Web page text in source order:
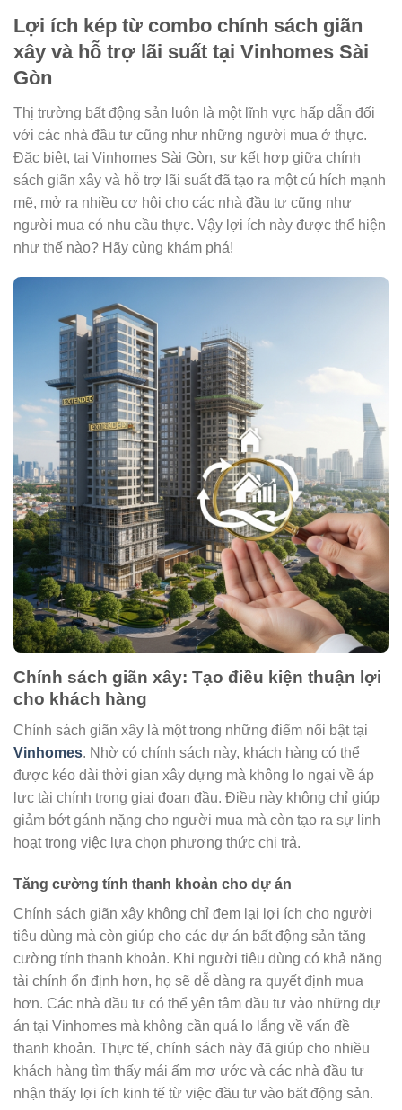
Lợi ích kép từ combo chính sách giãn
xây và hỗ trợ lãi suất tại Vinhomes Sài
Gòn
Thị trường bất động sản luôn là một lĩnh vực hấp dẫn đối
với các nhà đầu tư cũng như những người mua ở thực.
Đặc biệt, tại Vinhomes Sài Gòn, sự kết hợp giữa chính
sách giãn xây và hỗ trợ lãi suất đã tạo ra một cú hích mạnh
mẽ, mở ra nhiều cơ hội cho các nhà đầu tư cũng như
người mua có nhu cầu thực. Vậy lợi ích này được thể hiện
như thế nào? Hãy cùng khám phá!
Chính sách giãn xây: Tạo điều kiện thuận lợi
cho khách hàng
Chính sách giãn xây là một trong những điểm nổi bật tại
Vinhomes. Nhờ có chính sách này, khách hàng có thể
được kéo dài thời gian xây dựng mà không lo ngại về áp
lực tài chính trong giai đoạn đầu. Điều này không chỉ giúp
giảm bớt gánh nặng cho người mua mà còn tạo ra sự linh
hoạt trong việc lựa chọn phương thức chi trả.
Tăng cường tính thanh khoản cho dự án
Chính sách giãn xây không chỉ đem lại lợi ích cho người
tiêu dùng mà còn giúp cho các dự án bất động sản tăng
cường tính thanh khoản. Khi người tiêu dùng có khả năng
tài chính ổn định hơn, họ sẽ dễ dàng ra quyết định mua
hơn. Các nhà đầu tư có thể yên tâm đầu tư vào những dự
án tại Vinhomes mà không cần quá lo lắng về vấn đề
thanh khoản. Thực tế, chính sách này đã giúp cho nhiều
khách hàng tìm thấy mái ấm mơ ước và các nhà đầu tư
nhận thấy lợi ích kinh tế từ việc đầu tư vào bất động sản.